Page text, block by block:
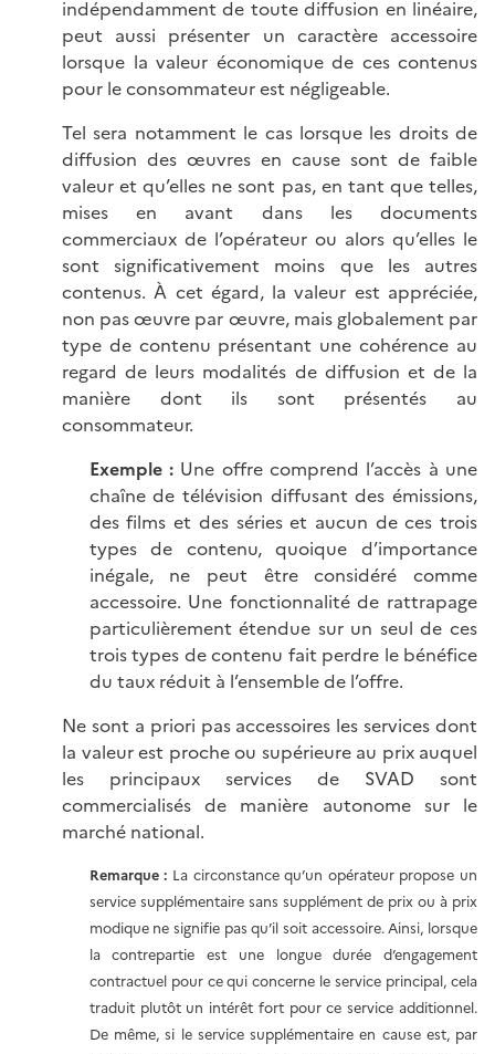
indépendamment de toute diffusion en linéaire,
peut aussi présenter un caractère accessoire
lorsque la valeur économique de ces contenus
pour le consommateur est négligeable.
Tel sera notamment le cas lorsque les droits de
diffusion des œuvres en cause sont de faible
valeur et qu’elles ne sont pas, en tant que telles,
mises en avant dans les documents
commerciaux de l’opérateur ou alors qu’elles le
sont significativement moins que les autres
contenus. À cet égard, la valeur est appréciée,
non pas œuvre par œuvre, mais globalement par
type de contenu présentant une cohérence au
regard de leurs modalités de diffusion et de la
manière dont ils sont présentés au
consommateur.
Exemple : Une offre comprend l’accès à une
chaîne de télévision diffusant des émissions,
des films et des séries et aucun de ces trois
types de contenu, quoique d’importance
inégale, ne peut être considéré comme
accessoire. Une fonctionnalité de rattrapage
particulièrement étendue sur un seul de ces
trois types de contenu fait perdre le bénéfice
du taux réduit à l’ensemble de l’offre.
Ne sont a priori pas accessoires les services dont
la valeur est proche ou supérieure au prix auquel
les principaux services de SVAD sont
commercialisés de manière autonome sur le
marché national.
Remarque : La circonstance qu’un opérateur propose un
service supplémentaire sans supplément de prix ou à prix
modique ne signifie pas qu’il soit accessoire. Ainsi, lorsque
la contrepartie est une longue durée d’engagement
contractuel pour ce qui concerne le service principal, cela
traduit plutôt un intérêt fort pour ce service additionnel.
De même, si le service supplémentaire en cause est, par